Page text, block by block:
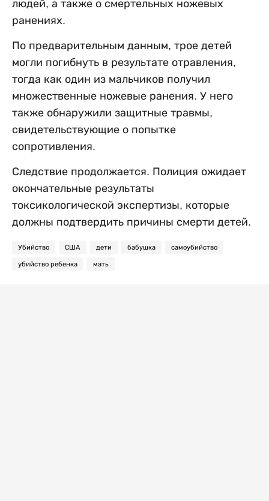
людей, а также о смертельных ножевых
ранениях.
По предварительным данным, трое детей
могли погибнуть в результате отравления,
тогда как один из мальчиков получил
множественные ножевые ранения. У него
также обнаружили защитные травмы,
свидетельствующие о попытке
сопротивления.
Следствие продолжается. Полиция ожидает
окончательные результаты
токсикологической экспертизы, которые
должны подтвердить причины смерти детей.
Убийство США дети бабушка самоубийство
убийство ребенка мать